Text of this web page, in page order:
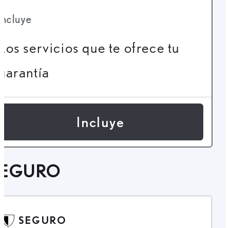
servicios que te ofrece tu
Incluye
SEGURO